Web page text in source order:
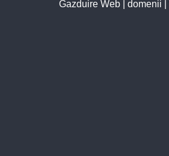
Gazduire Web| domenii